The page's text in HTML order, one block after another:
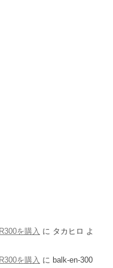
を購入 に タカヒロ よ
を購入 に balk-en-300